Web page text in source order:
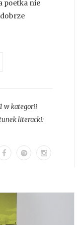
poetka nie
w kategorii
literacki: